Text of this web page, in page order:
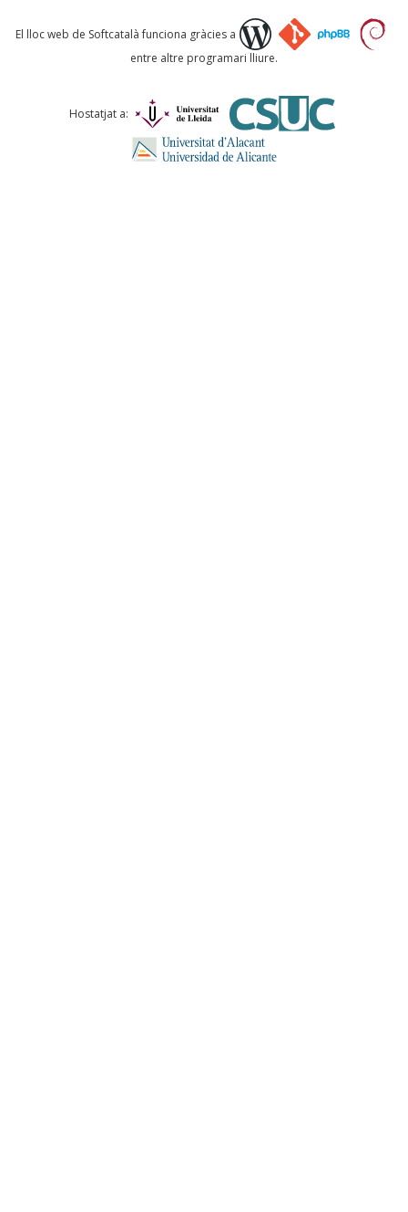
Què proposeu?
Comentari *
El lloc web de Softcatalà funciona gràcies a
entre altre programari lliure.
Hostatjat a: